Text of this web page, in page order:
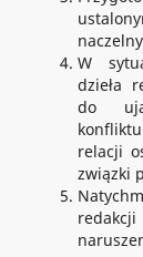
W
dzieła
do
relacji
związki